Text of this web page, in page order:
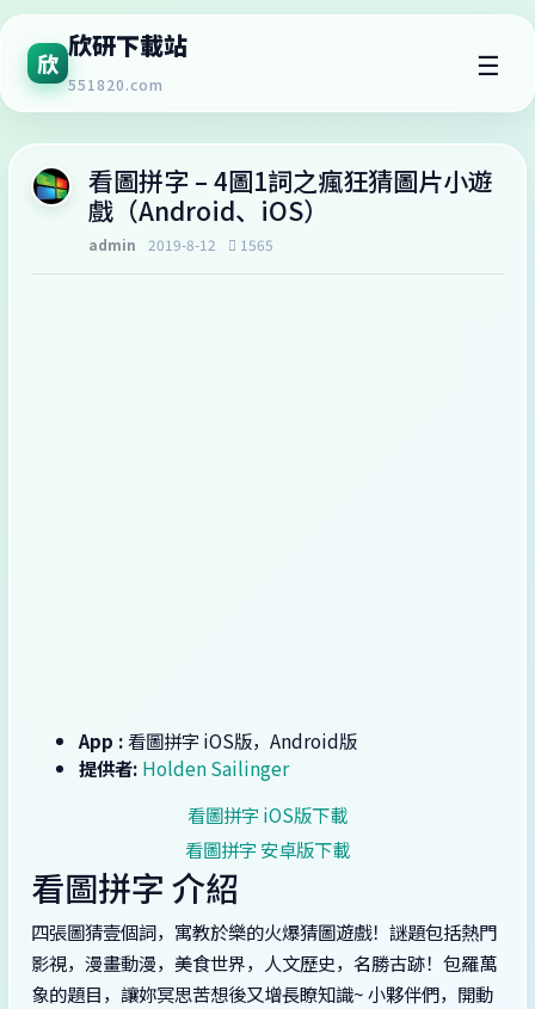
欣
欣研下載站
551820.com
☰
‎看圖拼字 – 4圖1詞之瘋狂猜圖片小遊
戲（Android、iOS）
admin 2019-8-12 1565
App :‎看圖拼字 iOS版，Android版
提供者: Holden Sailinger
‎看圖拼字 iOS版下載
‎看圖拼字 安卓版下載
‎看圖拼字 介紹
四張圖猜壹個詞，寓教於樂的火爆猜圖遊戲！謎題包括熱門
影視，漫畫動漫，美食世界，人文歷史，名勝古跡！包羅萬
象的題目，讓妳冥思苦想後又增長瞭知識~ 小夥伴們，開動